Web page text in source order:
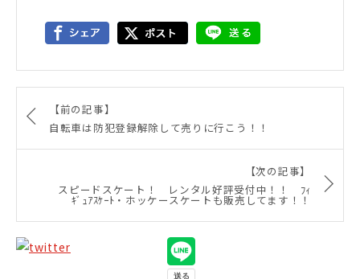
【前の記事】
自転車は防犯登録解除して売りに行こう！！
【次の記事】
スピードスケート！ レンタル好評受付中！！ ﾌｨ
ｷﾞｭｱｽｹｰﾄ・ホッケースケートも販売してます！！